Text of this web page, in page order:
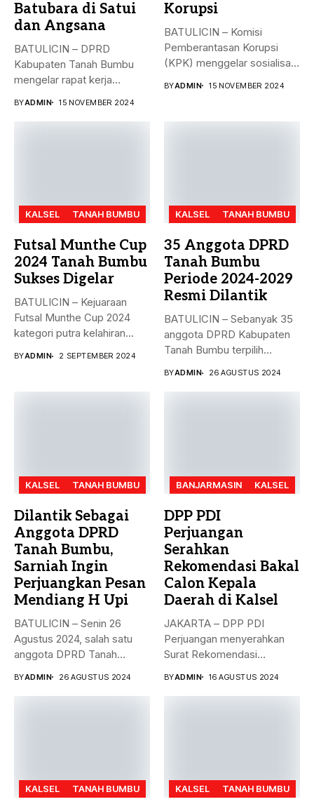
Batubara di Satui
dan Angsana
BATULICIN – DPRD
Kabupaten Tanah Bumbu
mengelar rapat kerja
BYADMIN 15 NOVEMBER 2024
Korupsi
BATULICIN – Komisi
Pemberantasan Korupsi
(KPK) menggelar sosialisasi
BYADMIN 15 NOVEMBER 2024
KALSEL TANAH BUMBU
Futsal Munthe Cup
2024 Tanah Bumbu
Sukses Digelar
BATULICIN – Kejuaraan
Futsal Munthe Cup 2024
kategori putra kelahiran
BYADMIN 2 SEPTEMBER 2024
KALSEL TANAH BUMBU
35 Anggota DPRD
Tanah Bumbu
Periode 2024-2029
Resmi Dilantik
BATULICIN – Sebanyak 35
anggota DPRD Kabupaten
Tanah Bumbu terpilih
BYADMIN 26 AGUSTUS 2024
KALSEL TANAH BUMBU
Dilantik Sebagai
Anggota DPRD
Tanah Bumbu,
Sarniah Ingin
Perjuangkan Pesan
Mendiang H Upi
BATULICIN – Senin 26
Agustus 2024, salah satu
anggota DPRD Tanah
BYADMIN 26 AGUSTUS 2024
BANJARMASIN KALSEL
DPP PDI
Perjuangan
Serahkan
Rekomendasi Bakal
Calon Kepala
Daerah di Kalsel
JAKARTA – DPP PDI
Perjuangan menyerahkan
Surat Rekomendasi
BYADMIN 16 AGUSTUS 2024
KALSEL TANAH BUMBU KALSEL TANAH BUMBU